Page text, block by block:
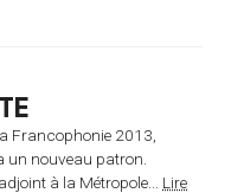
Francophonie 2013,
un nouveau patron.
à la Métropole... Lire